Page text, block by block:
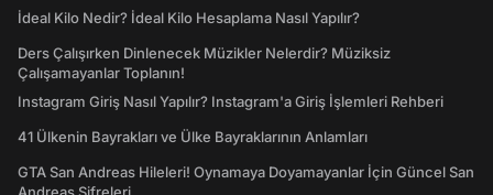
İdeal Kilo Nedir? İdeal Kilo Hesaplama Nasıl Yapılır?
Ders Çalışırken Dinlenecek Müzikler Nelerdir? Müziksiz
Çalışamayanlar Toplanın!
Instagram Giriş Nasıl Yapılır? Instagram'a Giriş İşlemleri Rehberi
41 Ülkenin Bayrakları ve Ülke Bayraklarının Anlamları
GTA San Andreas Hileleri! Oynamaya Doyamayanlar İçin Güncel San